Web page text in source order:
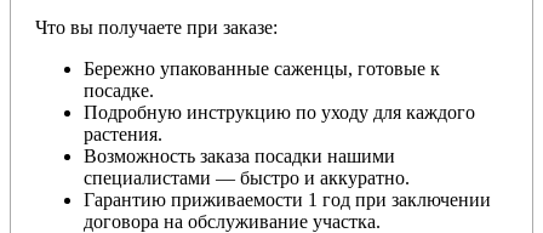
Что вы получаете при заказе:
Бережно упакованные саженцы, готовые к
посадке.
Подробную инструкцию по уходу для каждого
растения.
Возможность заказа посадки нашими
специалистами — быстро и аккуратно.
Гарантию приживаемости 1 год при заключении
договора на обслуживание участка.